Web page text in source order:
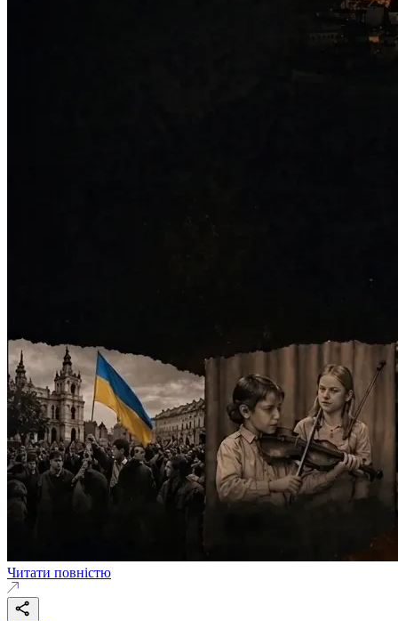
Читати повністю